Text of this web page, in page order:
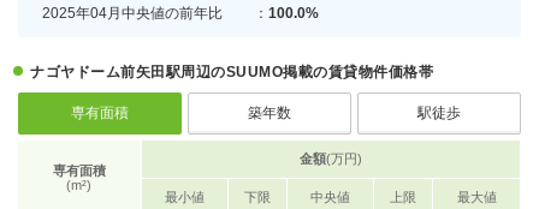
2025年04月中央値の前年比
： 100.0%
ナゴヤドーム前矢田駅周辺のSUUMO掲載の賃貸物件価格帯
専有面積 築年数 駅徒歩
専有面積
(m²)
金額(万円)
最小値 下限 中央値 上限 最大値